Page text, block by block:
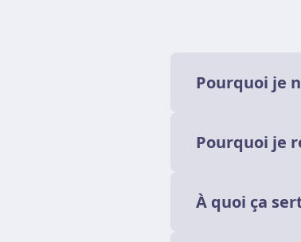
Pourquoi je
Certains
Pourquoi je
À chaque
À quoi ça